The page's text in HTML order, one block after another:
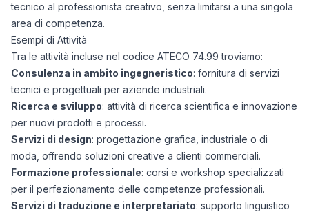
tecnico al professionista creativo, senza limitarsi a una singola
area di competenza.
Esempi di Attività
Tra le attività incluse nel codice ATECO 74.99 troviamo:
Consulenza in ambito ingegneristico: fornitura di servizi
tecnici e progettuali per aziende industriali.
Ricerca e sviluppo: attività di ricerca scientifica e innovazione
per nuovi prodotti e processi.
Servizi di design: progettazione grafica, industriale o di
moda, offrendo soluzioni creative a clienti commerciali.
Formazione professionale: corsi e workshop specializzati
per il perfezionamento delle competenze professionali.
Servizi di traduzione e interpretariato: supporto linguistico